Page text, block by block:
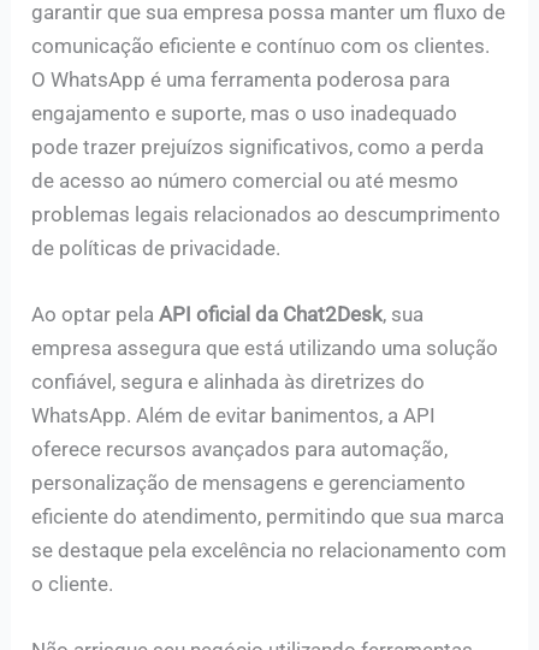
garantir que sua empresa possa manter um fluxo de
comunicação eficiente e contínuo com os clientes.
O WhatsApp é uma ferramenta poderosa para
engajamento e suporte, mas o uso inadequado
pode trazer prejuízos significativos, como a perda
de acesso ao número comercial ou até mesmo
problemas legais relacionados ao descumprimento
de políticas de privacidade.
Ao optar pelaAPI oficial da Chat2Desk, sua
empresa assegura que está utilizando uma solução
confiável, segura e alinhada às diretrizes do
WhatsApp. Além de evitar banimentos, a API
oferece recursos avançados para automação,
personalização de mensagens e gerenciamento
eficiente do atendimento, permitindo que sua marca
se destaque pela excelência no relacionamento com
o cliente.